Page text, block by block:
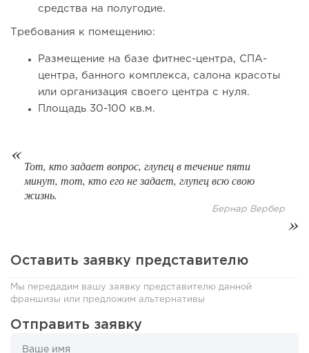
Франшиза кафе: рейтинг лучших франшиз общепита для
Coffee Way приступил к масштабированию собственной
средства на полугодие.
Требования к помещению:
Размещение на базе фитнес-центра, СПА-
центра, банного комплекса, салона красоты
или организация своего центра с нуля.
Площадь 30-100 кв.м.
Тот, кто задает вопрос, глупец в течение пяти
минут, тот, кто его не задает, глупец всю свою
жизнь.
Бернар Вербер
Оставить заявку представителю
Мы передадим вашу заявку представителю данной
франшизы или предложим альтернативы
Отправить заявку